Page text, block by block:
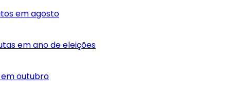
em agosto
em ano de eleições
outubro